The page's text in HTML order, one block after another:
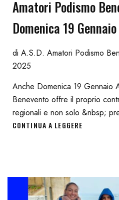
Amatori Podismo
Domenica 19 Gennaio
di A.S.D. Amatori Podismo
2025
Anche Domenica 19 Gennaio
Benevento offre il proprio
regionali e non solo &nbsp;
CONTINUA A LEGGERE